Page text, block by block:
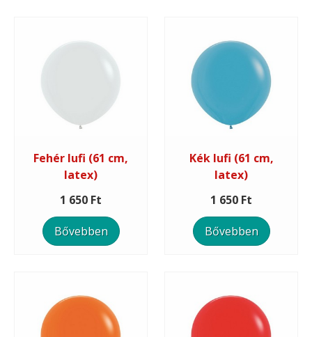
Fehér lufi (61 cm,
latex)
1 650 Ft
Bővebben
Kék lufi (61 cm,
latex)
1 650 Ft
Bővebben